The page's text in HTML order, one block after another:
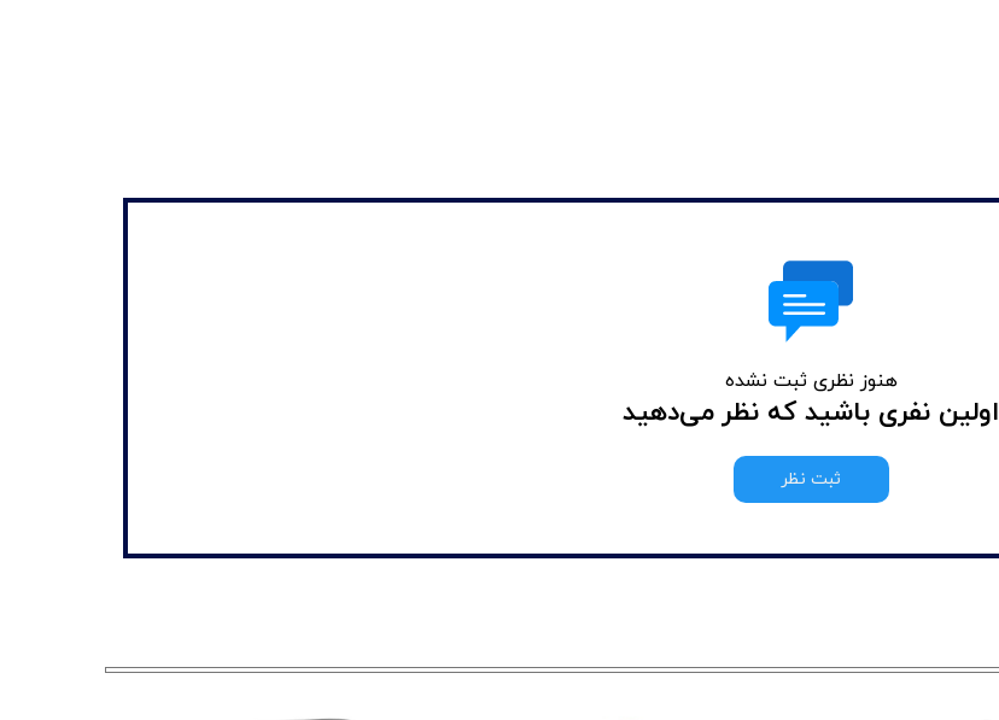
هنوز نظری ثبت نشده
اولین نفری باشید که نظر می‌دهید
ثبت نظر